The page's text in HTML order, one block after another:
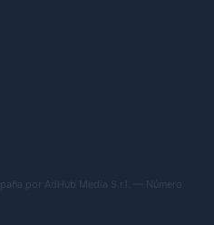
por AdHub Media S.r.l. — Número